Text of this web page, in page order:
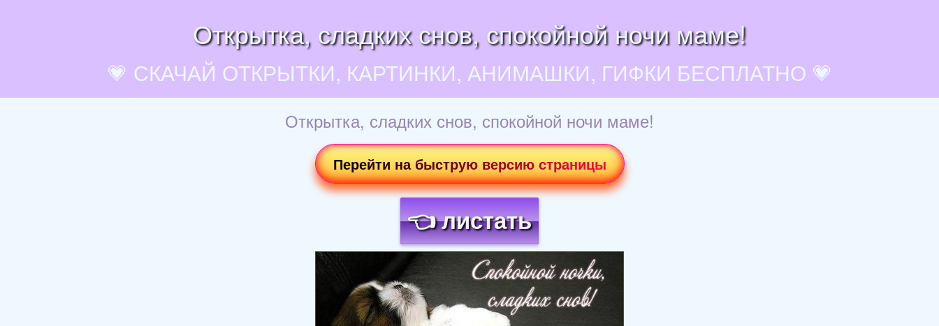
Открытка, сладких снов, спокойной ночи маме!
💗 СКАЧАЙ ОТКРЫТКИ, КАРТИНКИ, АНИМАШКИ, ГИФКИ БЕСПЛАТНО 💗
Открытка, сладких снов, спокойной ночи маме!
Перейти на быструю версию страницы
👈 листать
Загрузка картинки...